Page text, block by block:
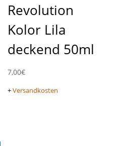
Revolution
Kolor Lila
deckend 50ml
7,00€
+Versandkosten